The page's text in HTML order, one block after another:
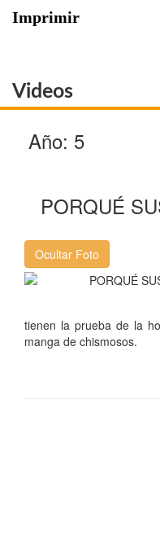
Imprimir
Videos
Año: 5
PORQUÉ
tienen la prueba de la
manga de chismosos.